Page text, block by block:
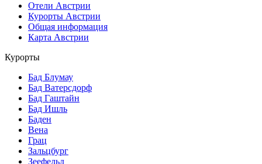
Отели Австрии
Курорты Австрии
Общая информация
Карта Австрии
Курорты
Бад Блумау
Бад Ватерсдорф
Бад Гаштайн
Бад Ишль
Баден
Вена
Грац
Зальцбург
Зеефельд